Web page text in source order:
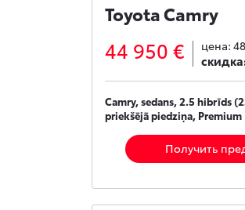
Toyota Camry
44 950 € цена:
Camry, sedans, 2.5 hibrīds
priekšējā piedziņa, Premium
Получить